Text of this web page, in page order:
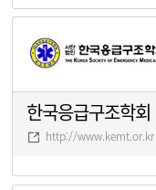
한국응급구조학회
http://www.kemt.or.kr